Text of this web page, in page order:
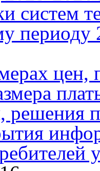
систем
периоду
решения